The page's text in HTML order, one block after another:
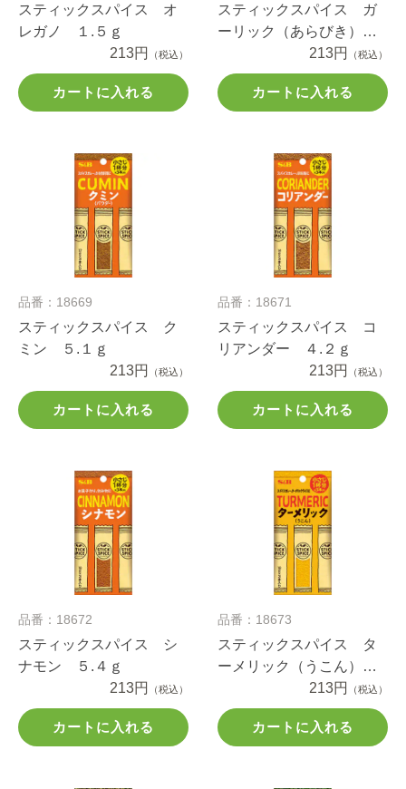
スティックスパイス オ
レガノ １.５ｇ
213円
（税込）
カートに入れる
スティックスパイス ガ
ーリック（あらびき）
213円 （税込）
カートに入れる
品番：18669
スティックスパイス ク
ミン ５.１ｇ
213円
（税込）
カートに入れる
品番：18671
スティックスパイス コ
リアンダー ４.２ｇ
213円
（税込）
カートに入れる
品番：18672
スティックスパイス シ
ナモン ５.４ｇ
213円
（税込）
カートに入れる
品番：18673
スティックスパイス タ
ーメリック（うこん）
213円 （税込）
カートに入れる